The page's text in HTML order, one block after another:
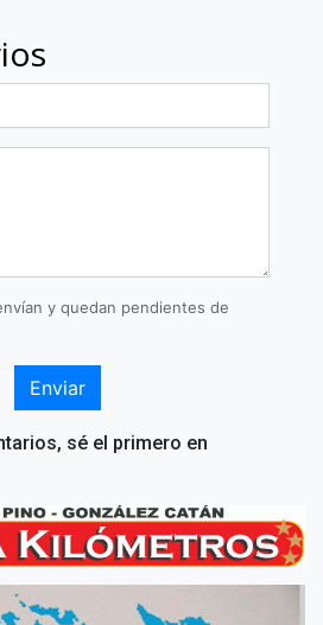
y quedan pendientes de
Enviar
sé el primero en